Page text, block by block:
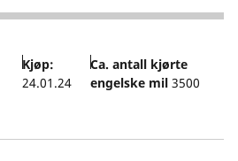
Kjøp:
24.01.24
Ca. antall kjørte
engelske mil3500